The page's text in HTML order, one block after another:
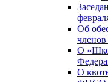
Об
О
О